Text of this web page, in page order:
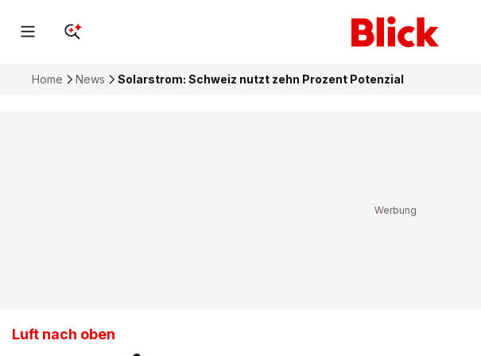
Home News Solarstrom: Schweiz nutzt zehn Prozent Potenzial
Luft nach oben